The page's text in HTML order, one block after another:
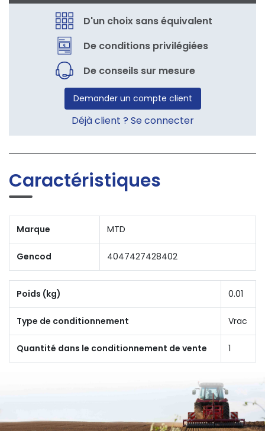
D'un choix sans équivalent
De conditions privilégiées
De conseils sur mesure
Demander un compte client
Déjà client ? Se connecter
Caractéristiques
Marque MTD
Gencod 4047427428402
Poids (kg) 0.01
Type de conditionnement Vrac
Quantité dans le conditionnement de vente 1